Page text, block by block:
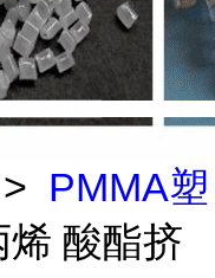
> PMMA塑
酸酯挤